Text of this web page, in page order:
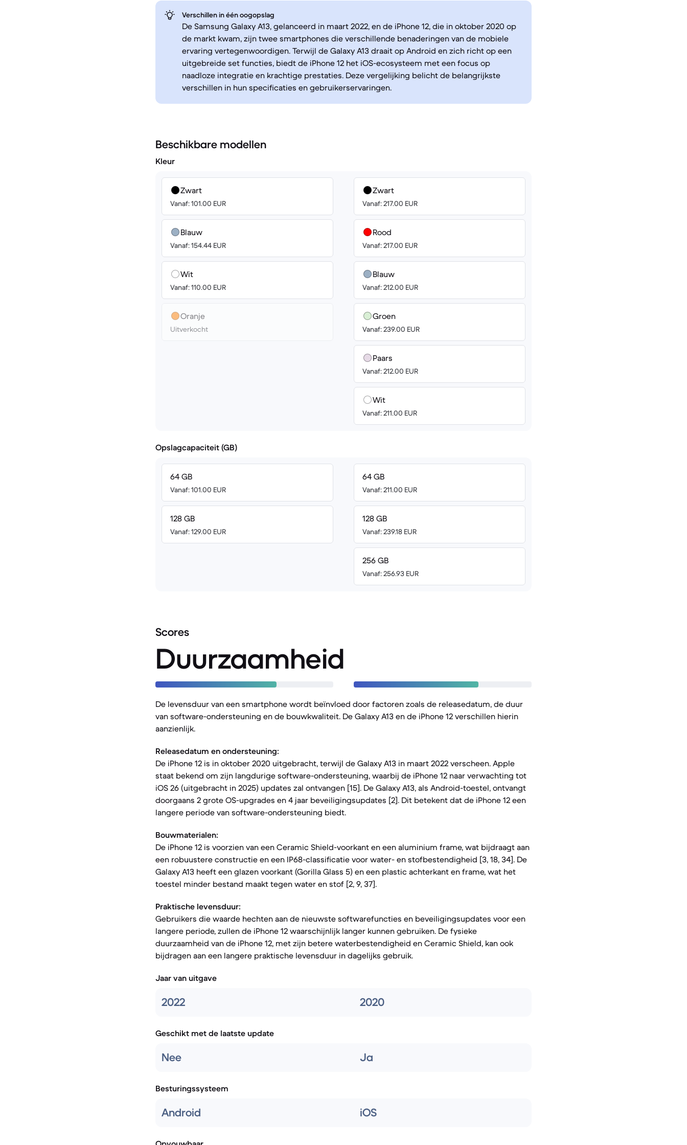
Verschillen in één oogopslag
De Samsung Galaxy A13, gelanceerd in maart 2022, en de iPhone 12, die in oktober 2020 op
de markt kwam, zijn twee smartphones die verschillende benaderingen van de mobiele
ervaring vertegenwoordigen. Terwijl de Galaxy A13 draait op Android en zich richt op een
uitgebreide set functies, biedt de iPhone 12 het iOS-ecosysteem met een focus op
naadloze integratie en krachtige prestaties. Deze vergelijking belicht de belangrijkste
verschillen in hun specificaties en gebruikerservaringen.
Beschikbare modellen
Kleur
Zwart
Vanaf: 101.00 EUR
Blauw
Vanaf: 154.44 EUR
Wit
Vanaf: 110.00 EUR
Oranje
Uitverkocht
Zwart
Vanaf: 217.00 EUR
Rood
Vanaf: 217.00 EUR
Blauw
Vanaf: 212.00 EUR
Groen
Vanaf: 239.00 EUR
Paars
Vanaf: 212.00 EUR
Wit
Vanaf: 211.00 EUR
Opslagcapaciteit (GB)
64 GB
Vanaf: 101.00 EUR
128 GB
Vanaf: 129.00 EUR
64 GB
Vanaf: 211.00 EUR
128 GB
Vanaf: 239.18 EUR
256 GB
Vanaf: 256.93 EUR
Scores
Duurzaamheid
De levensduur van een smartphone wordt beïnvloed door factoren zoals de releasedatum, de duur
van software-ondersteuning en de bouwkwaliteit. De Galaxy A13 en de iPhone 12 verschillen hierin
aanzienlijk.
Releasedatum en ondersteuning:
De iPhone 12 is in oktober 2020 uitgebracht, terwijl de Galaxy A13 in maart 2022 verscheen. Apple
staat bekend om zijn langdurige software-ondersteuning, waarbij de iPhone 12 naar verwachting tot
iOS 26 (uitgebracht in 2025) updates zal ontvangen [15]. De Galaxy A13, als Android-toestel, ontvangt
doorgaans 2 grote OS-upgrades en 4 jaar beveiligingsupdates [2]. Dit betekent dat de iPhone 12 een
langere periode van software-ondersteuning biedt.
Bouwmaterialen:
De iPhone 12 is voorzien van een Ceramic Shield-voorkant en een aluminium frame, wat bijdraagt aan
een robuustere constructie en een IP68-classificatie voor water- en stofbestendigheid [3, 18, 34]. De
Galaxy A13 heeft een glazen voorkant (Gorilla Glass 5) en een plastic achterkant en frame, wat het
toestel minder bestand maakt tegen water en stof [2, 9, 37].
Praktische levensduur:
Gebruikers die waarde hechten aan de nieuwste softwarefuncties en beveiligingsupdates voor een
langere periode, zullen de iPhone 12 waarschijnlijk langer kunnen gebruiken. De fysieke
duurzaamheid van de iPhone 12, met zijn betere waterbestendigheid en Ceramic Shield, kan ook
bijdragen aan een langere praktische levensduur in dagelijks gebruik.
Jaar van uitgave
2022 2020
Geschikt met de laatste update
Nee Ja
Besturingssysteem
Android iOS